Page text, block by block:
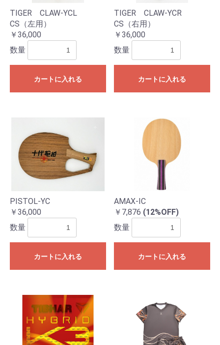
TIGER CLAW-YCL
CS（左用）
￥36,000
数量
カートに入れる
TIGER CLAW-YCR
CS（右用）
￥36,000
数量
カートに入れる
PISTOL-YC
￥36,000
数量
カートに入れる
AMAX-IC
￥7,876 (12%OFF)
数量
カートに入れる
お買い物を続ける カートへ進む